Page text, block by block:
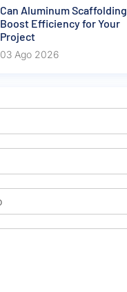
Can Aluminum Scaffolding
Boost Efficiency for Your
Project
03 Ago 2026